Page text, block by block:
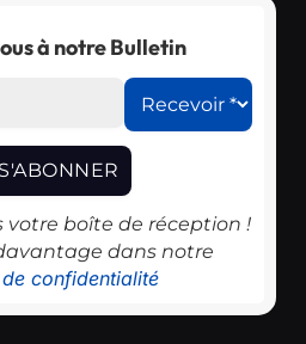
à notre Bulletin
boîte de réception !
dans notre
confidentialité